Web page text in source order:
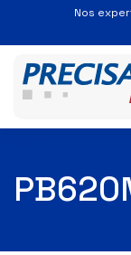
Nos